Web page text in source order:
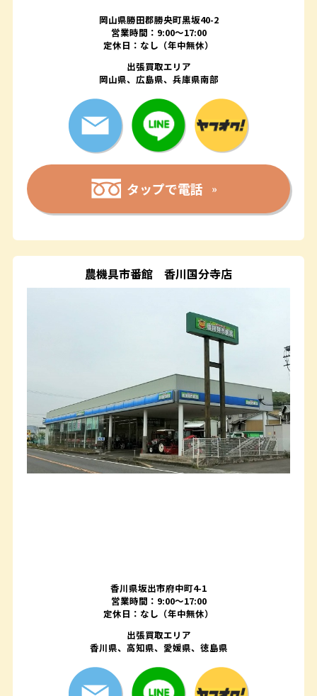
岡山県勝田郡勝央町黒坂40-2
営業時間：9:00～17:00
定休日：なし（年中無休）
出張買取エリア
岡山県、広島県、兵庫県南部
タップで電話
農機具市番館 香川国分寺店
香川県坂出市府中町4-1
営業時間：9:00～17:00
定休日：なし（年中無休）
出張買取エリア
香川県、高知県、愛媛県、徳島県